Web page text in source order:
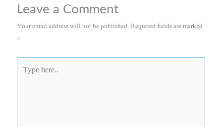
Leave a Comment
Your email address will not be published.Required fields are marked
*
here..